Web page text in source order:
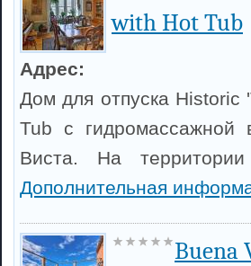
with Hot Tub
Адрес:
Дом для отпуска Historic
Tub с гидромассажной
Виста. На
Дополнительная
Buena